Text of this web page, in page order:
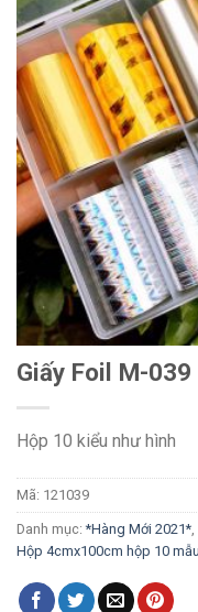
Giấy Foil M-
Hộp 10 kiểu như hình
Mã: 121039
Danh mục:*Hàng Mới 2021*
Hộp 4cmx100cm hộp 10 mẫu